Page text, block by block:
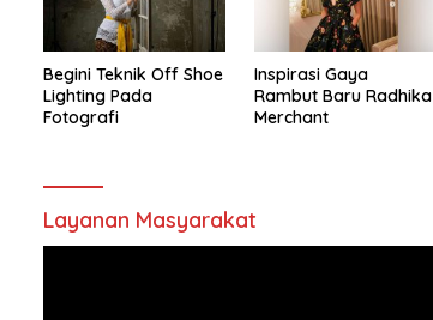
Begini Teknik Off Shoe
Lighting Pada
Fotografi
Inspirasi Gaya
Rambut Baru Radhika
Merchant
Layanan Masyarakat